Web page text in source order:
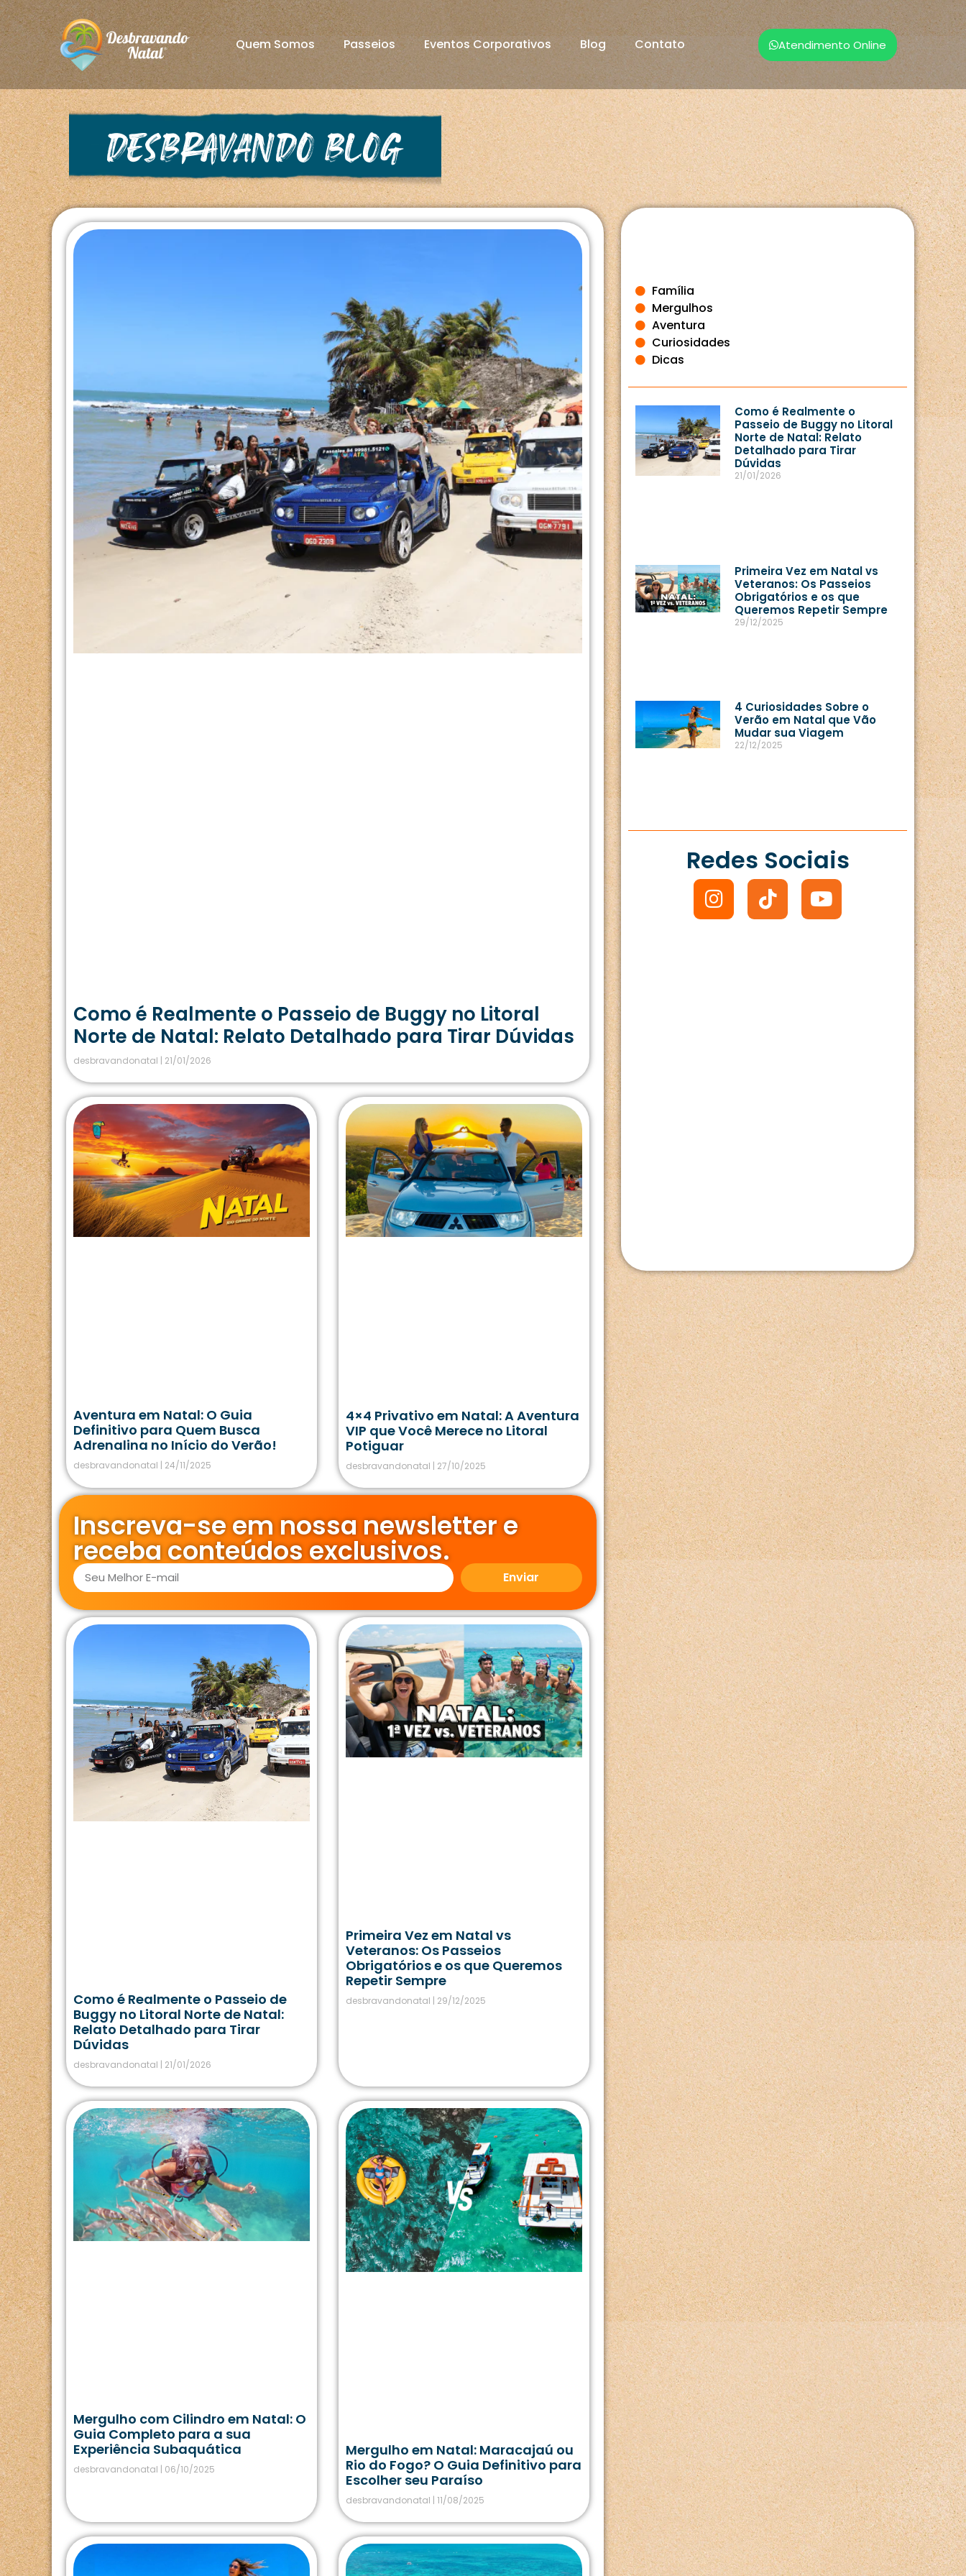
Quem Somos Passeios Eventos Corporativos Blog Contato Atendimento Online
Desbravando blog
Como é Realmente o Passeio de Buggy no Litoral
Norte de Natal: Relato Detalhado para Tirar Dúvidas
desbravandonatal 21/01/2026
Aventura em Natal: O Guia
Definitivo para Quem Busca
Adrenalina no Início do Verão!
desbravandonatal 24/11/2025
4×4 Privativo em Natal: A Aventura
VIP que Você Merece no Litoral
Potiguar
desbravandonatal 27/10/2025
Inscreva-se em nossa newsletter e
receba conteúdos exclusivos.
Enviar
Como é Realmente o Passeio de
Buggy no Litoral Norte de Natal:
Relato Detalhado para Tirar
Dúvidas
desbravandonatal 21/01/2026
Primeira Vez em Natal vs
Veteranos: Os Passeios
Obrigatórios e os que Queremos
Repetir Sempre
desbravandonatal 29/12/2025
Mergulho com Cilindro em Natal: O
Guia Completo para a sua
Experiência Subaquática
desbravandonatal 06/10/2025
Mergulho em Natal: Maracajaú ou
Rio do Fogo? O Guia Definitivo para
Escolher seu Paraíso
desbravandonatal 11/08/2025
Família
Mergulhos
Aventura
Curiosidades
Dicas
Como é Realmente o
Passeio de Buggy no Litoral
Norte de Natal: Relato
Detalhado para Tirar
Dúvidas
21/01/2026
Primeira Vez em Natal vs
Veteranos: Os Passeios
Obrigatórios e os que
Queremos Repetir Sempre
29/12/2025
4 Curiosidades Sobre o
Verão em Natal que Vão
Mudar sua Viagem
22/12/2025
Redes Sociais